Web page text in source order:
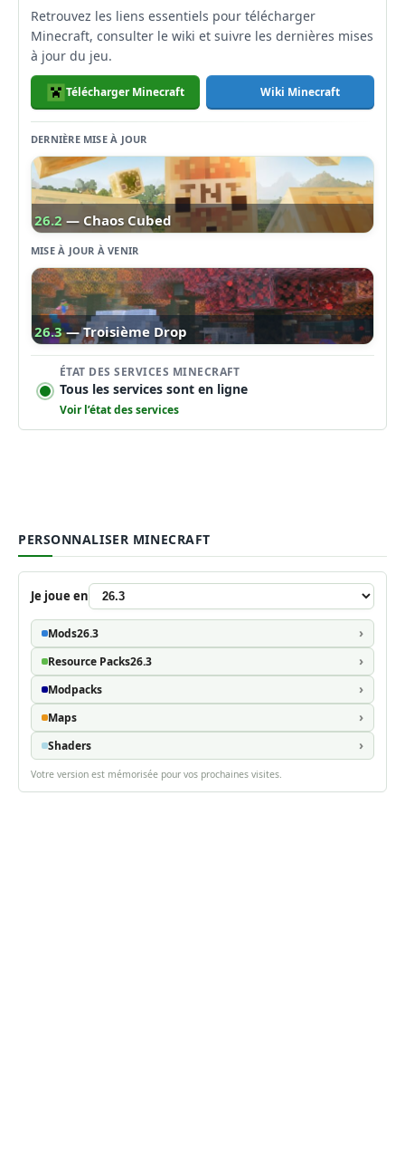
Retrouvez les liens essentiels pour télécharger
Minecraft, consulter le wiki et suivre les dernières mises
à jour du jeu.
Télécharger Minecraft Wiki Minecraft
DERNIÈRE MISE À JOUR
26.2 — Chaos Cubed
MISE À JOUR À VENIR
26.3 — Troisième Drop
ÉTAT DES SERVICES MINECRAFT
Tous les services sont en ligne
Voir l’état des services
PERSONNALISER MINECRAFT
Je joue en
Mods26.3
Resource Packs26.3
Modpacks
Maps
Shaders
Votre version est mémorisée pour vos prochaines visites.